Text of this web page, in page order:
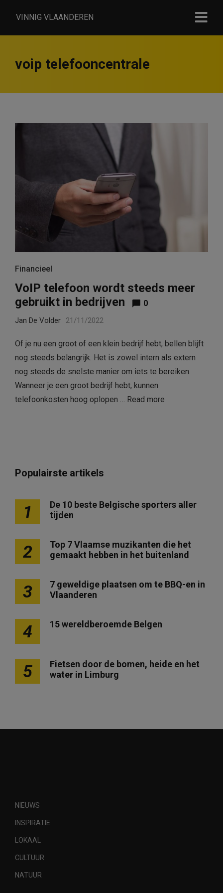
VINNIG VLAANDEREN
voip telefooncentrale
Financieel
VoIP telefoon wordt steeds meer
gebruikt in bedrijven
0
Jan De Volder 21/11/2022
Of je nu een groot of een klein bedrijf hebt, bellen blijft
nog steeds belangrijk. Het is zowel intern als extern
nog steeds de snelste manier om iets te bereiken.
Wanneer je een groot bedrijf hebt, kunnen
telefoonkosten hoog oplopen … Read more
Populairste artikels
1
De 10 beste Belgische sporters aller
tijden
2
Top 7 Vlaamse muzikanten die het
gemaakt hebben in het buitenland
3
7 geweldige plaatsen om te BBQ-en in
Vlaanderen
4 15 wereldberoemde Belgen
5
Fietsen door de bomen, heide en het
water in Limburg
NIEUWS
INSPIRATIE
LOKAAL
CULTUUR
NATUUR